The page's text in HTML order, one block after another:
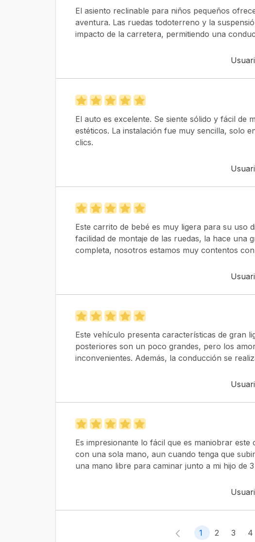
El asiento reclinable para niños pequeños
aventura. Las ruedas todoterreno y la
impacto de la carretera, permitiendo una
El auto es excelente. Se siente sólido y fácil de
estéticos. La instalación fue muy sencilla, solo
clics.
Este carrito de bebé es muy ligera para su uso
facilidad de montaje de las ruedas, la hace una
completa, nosotros estamos muy contentos
Este vehículo presenta características de gran
posteriores son un poco grandes, pero los
inconvenientes. Además, la conducción se
Es impresionante lo fácil que es maniobrar
con una sola mano, aun cuando tenga que
una mano libre para caminar junto a mi hijo de
1 2 3 4